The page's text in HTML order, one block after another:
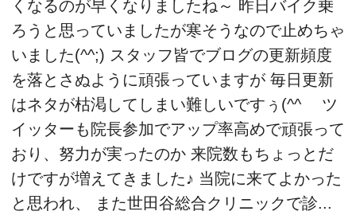
くなるのが早くなりましたね～ 昨日バイク乗
ろうと思っていましたが寒そうなので止めちゃ
いました(^^;) スタッフ皆でブログの更新頻度
を落とさぬように頑張っていますが 毎日更新
はネタが枯渇してしまい難しいですぅ(^^ゞ ツ
イッターも院長参加でアップ率高めで頑張って
おり、努力が実ったのか 来院数もちょっとだ
けですが増えてきました♪ 当院に来てよかった
と思われ、 また世田谷総合クリニックで診...